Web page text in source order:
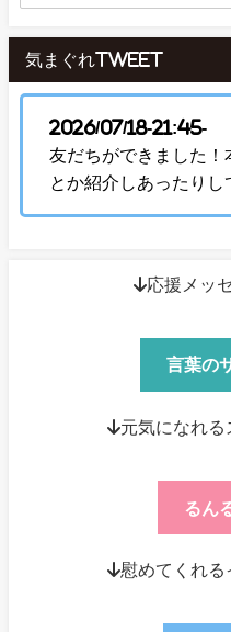
気まぐれTweet
2026/07/18-21:45-
友だちができました
とか紹介しあったり
↓応援メッ
言葉の
↓元気になれる
るん
↓慰めてくれる